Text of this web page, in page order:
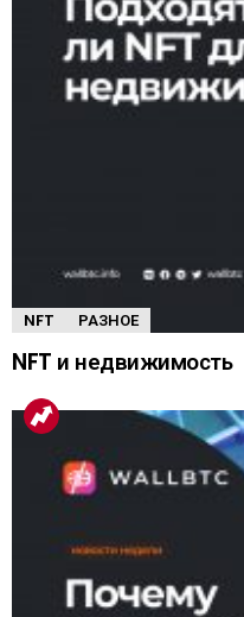
NFT РАЗНОЕ
NFT и недвижимость